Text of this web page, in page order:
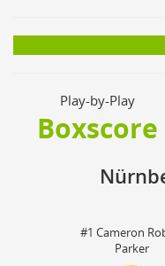
Play-by-Play
Boxscore
#1 Cameron
Parker